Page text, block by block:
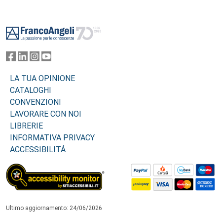
LA TUA OPINIONE
CATALOGHI
CONVENZIONI
LAVORARE CON NOI
LIBRERIE
INFORMATIVA PRIVACY
ACCESSIBILITÁ
Ultimo aggiornamento: 24/06/2026